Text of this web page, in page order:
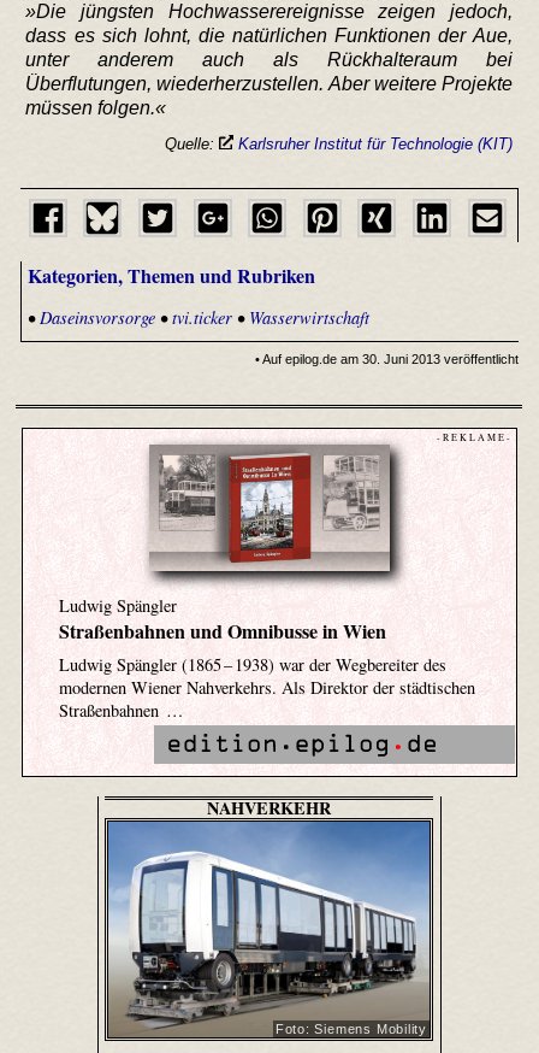
Die jüngsten Hochwasserereignisse zeigen jedoch,
dass es sich lohnt, die natürlichen Funktionen der Aue,
unter anderem auch als Rückhalteraum bei
Überflutungen, wiederherzustellen. Aber weitere Projekte
müssen folgen.
Quelle: Karlsruher Institut für Technologie (KIT)
Kategorien, Themen und Rubriken
•Daseinsvorsorge•tvi.ticker• Wasserwirtschaft
• Auf epilog.de am 30. Juni 2013 veröffentlicht
- R E K L A M E -
Ludwig Spängler
Straßenbahnen und Omnibusse in Wien
Ludwig Spängler (1865 – 1938) war der Wegbereiter des
modernen Wiener Nahverkehrs. Als Direktor der städtischen
Straßenbahnen …
NAHVERKEHR
Foto: Siemens Mobility